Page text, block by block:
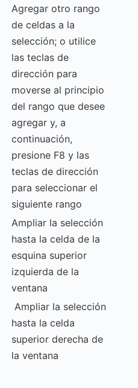
Agregar otro rango
de celdas a la
selección; o utilice
las teclas de
dirección para
moverse al principio
del rango que desee
agregar y, a
continuación,
presione F8 y las
teclas de dirección
para seleccionar el
siguiente rango
Ampliar la selección
hasta la celda de la
esquina superior
izquierda de la
ventana
Ampliar la selección
hasta la celda
superior derecha de
la ventana